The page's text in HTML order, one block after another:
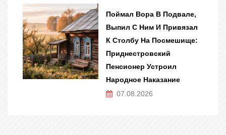
Поймал Вора В Подвале,
Выпил С Ним И Привязал
К Столбу На Посмешище:
Приднестровский
Пенсионер Устроил
Народное Наказание
07.08.2026